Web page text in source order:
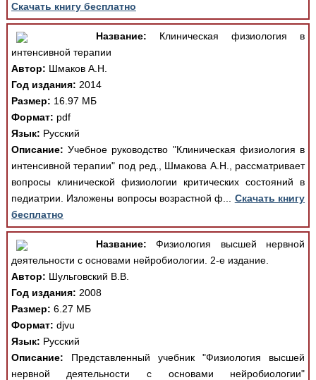
Скачать книгу бесплатно
Название: Клиническая физиология в
интенсивной терапии
Автор: Шмаков А.Н.
Год издания: 2014
Размер: 16.97 МБ
Формат: pdf
Язык: Русский
Описание: Учебное руководство "Клиническая физиология в
интенсивной терапии" под ред., Шмакова А.Н., рассматривает
вопросы клинической физиологии критических состояний в
педиатрии. Изложены вопросы возрастной ф... Скачать книгу
бесплатно
Название: Физиология высшей нервной
деятельности с основами нейробиологии. 2-е издание.
Автор: Шульговский В.В.
Год издания: 2008
Размер: 6.27 МБ
Формат: djvu
Язык: Русский
Описание: Представленный учебник "Физиология высшей
нервной деятельности с основами нейробиологии"